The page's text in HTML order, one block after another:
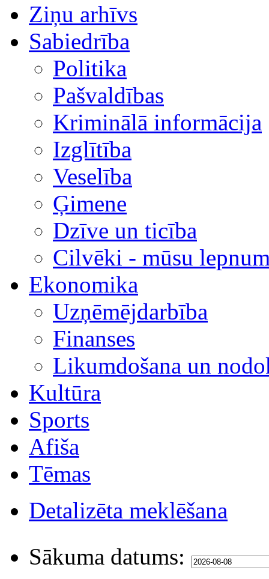
Ziņu arhīvs
Sabiedrība
Politika
Pašvaldības
Kriminālā informācija
Izglītība
Veselība
Ģimene
Dzīve un ticība
Cilvēki - mūsu
Ekonomika
Uzņēmējdarbība
Finanses
Likumdošana un
Kultūra
Sports
Afiša
Tēmas
Detalizēta meklēšana
Sākuma datums: